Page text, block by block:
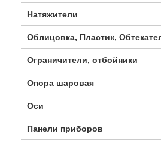
Натяжители
Облицовка, Пластик,
Ограничители, отбойники
Опора шаровая
Оси
Панели приборов